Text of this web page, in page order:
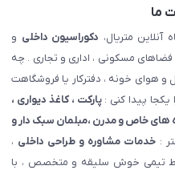
ما
آنلاین متریال، دکوراسیون داخلی و
مسکونی ، اداری و تجاری . چه
هوای خونه ، دفترکار یا فروشگاهت
یکجا پیدا کنی :پارکت ، کاغذ دیواری ،
های خاص و مدرن ،مبلمان سبک دار و
: خدمات مشاوره و طراحی داخلی ،
تیمی خوش سلیقه و متخصص ، با